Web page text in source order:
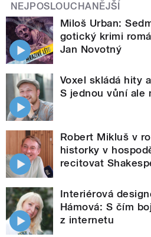
NEJPOSLOUCHANĚJŠÍ
Miloš Urban:
gotický krimi
Jan Novotný
Voxel skládá hity
S jednou vůní ale
Robert Mikluš v
historky v
recitovat
Interiérová
Hámová: S čím
z internetu